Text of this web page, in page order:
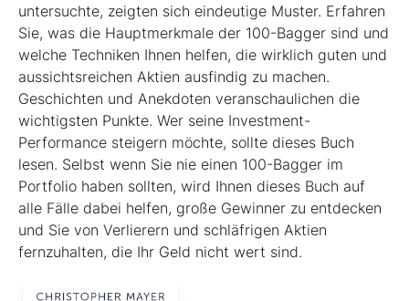
untersuchte, zeigten sich eindeutige Muster. Erfahren
Sie, was die Hauptmerkmale der 100-Bagger sind und
welche Techniken Ihnen helfen, die wirklich guten und
aussichtsreichen Aktien ausfindig zu machen.
Geschichten und Anekdoten veranschaulichen die
wichtigsten Punkte. Wer seine Investment-
Performance steigern möchte, sollte dieses Buch
lesen. Selbst wenn Sie nie einen 100-Bagger im
Portfolio haben sollten, wird Ihnen dieses Buch auf
alle Fälle dabei helfen, große Gewinner zu entdecken
und Sie von Verlierern und schläf­rigen Aktien
fernzuhalten, die Ihr Geld nicht wert sind.